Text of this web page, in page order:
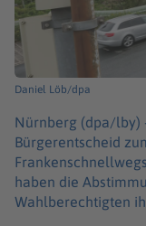
Daniel Löb/dpa
Nürnberg (dpa/lby)
Bürgerentscheid
haben die
Wahlberechtigten